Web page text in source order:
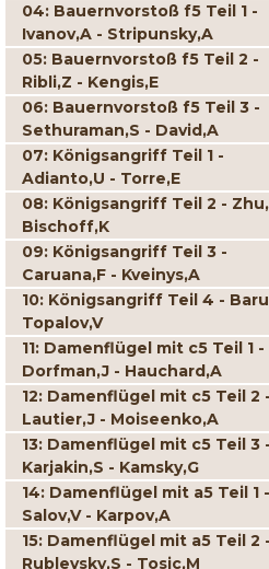
04: Bauernvorstoß f5 Teil 1 -
Ivanov,A - Stripunsky,A
05: Bauernvorstoß f5 Teil 2 -
Ribli,Z - Kengis,E
06: Bauernvorstoß f5 Teil 3 -
Sethuraman,S - David,A
07: Königsangriff Teil 1 -
Adianto,U - Torre,E
08: Königsangriff Teil 2 -
Bischoff,K
09: Königsangriff Teil 3 -
Caruana,F - Kveinys,A
10: Königsangriff Teil 4 -
Topalov,V
11: Damenflügel mit c5 Teil 1 -
Dorfman,J - Hauchard,A
12: Damenflügel mit c5 Teil 2 -
Lautier,J - Moiseenko,A
13: Damenflügel mit c5 Teil 3 -
Karjakin,S - Kamsky,G
14: Damenflügel mit a5 Teil 1 -
Salov,V - Karpov,A
15: Damenflügel mit a5 Teil 2 -
Rublevsky,S - Tosic,M